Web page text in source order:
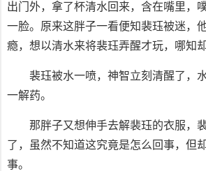
出门外，拿了杯清水回来，含在嘴里，
一脸。原来这胖子一看便知裴珏被迷，
瘾，想以清水来将裴珏弄醒才玩，哪知
裴珏被水一喷，神智立刻清醒了，
一解药。
那胖子又想伸手去解裴珏的衣服，
了，虽然不知道这究竟是怎么回事，但
事。